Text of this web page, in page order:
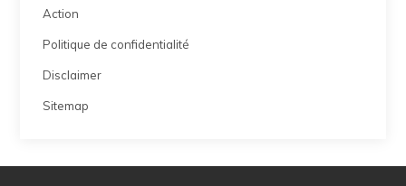
Action
Politique de confidentialité
Disclaimer
Sitemap